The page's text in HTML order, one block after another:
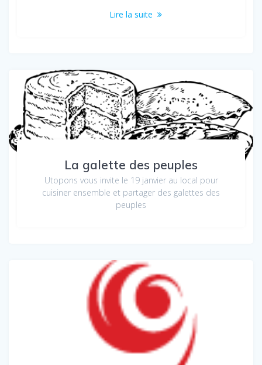
Lire la suite
La galette des peuples
Utopons vous invite le 19 janvier au local pour
cuisiner ensemble et partager des galettes des
peuples